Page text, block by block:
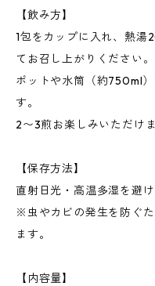
【飲み方】
1包をカップに入れ、熱
てお召し上がりください。
ポットや水筒（約750ml
す。
2〜3煎お楽しみいただけま
【保存方法】
直射日光・高温多湿を避け
※虫やカビの発生を防ぐ
ます。
【内容量】